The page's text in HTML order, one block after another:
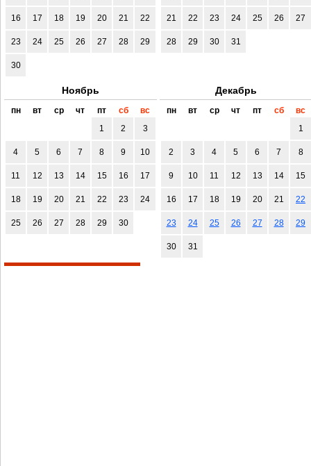
16 17 18 19 20 21 22
23 24 25 26 27 28 29
30
21 22 23 24 25 26 27
28 29 30 31
Ноябрь
пн вт ср чт пт сб
вс
1
2 3
4 5 6 7 8 9 10
11 12 13 14 15 16 17
18 19 20 21 22 23 24
25 26 27 28 29 30
Декабрь
пн вт ср чт пт сб
вс
1
2 3 4 5 6 7 8
9 10 11 12 13 14 15
16 17 18 19 20 21 22
23 24 25 26 27 28 29
30 31